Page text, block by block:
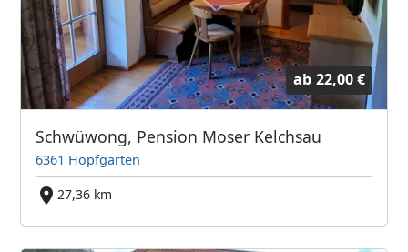
ab 22,00 €
Schwüwong, Pension Moser Kelchsau
6361 Hopfgarten
27,36 km